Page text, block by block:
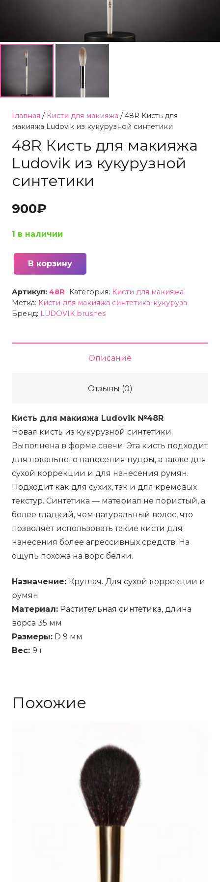
Главная / Кисти для макияжа / 48R Киcть для
макияжа Ludovik из кукурузной синтетики
48R Киcть для макияжа
Ludovik из кукурузной
синтетики
900₽
1 в наличии
Количество
48R
Киcть
В корзину
Артикул: 48R Категория: Кисти для макияжа
Метка: Кисти для макияжа синтетика-кукуруза
Бренд: LUDOVIK brushes
Описание
Отзывы (0)
Кисть для макияжа Ludovik №48R
Новая кисть из кукурузной синтетики.
Выполнена в форме свечи. Эта кисть подходит
для локального нанесения пудры, а также для
сухой коррекции и для нанесения румян.
Подходит как для сухих, так и для кремовых
текстур. Синтетика — материал не пористый, a
более гладкий, чем натуральный волос, что
позволяет использовать такие кисти для
нанесения более агрессивных средств. На
ощупь похожа на ворс белки.
Назначение: Круглая. Для сухой коррекции и
румян
Материал: Растительная синтетика, длина
ворса 35 мм
Размеры: D 9 мм
Вес: 9 г
Похожие